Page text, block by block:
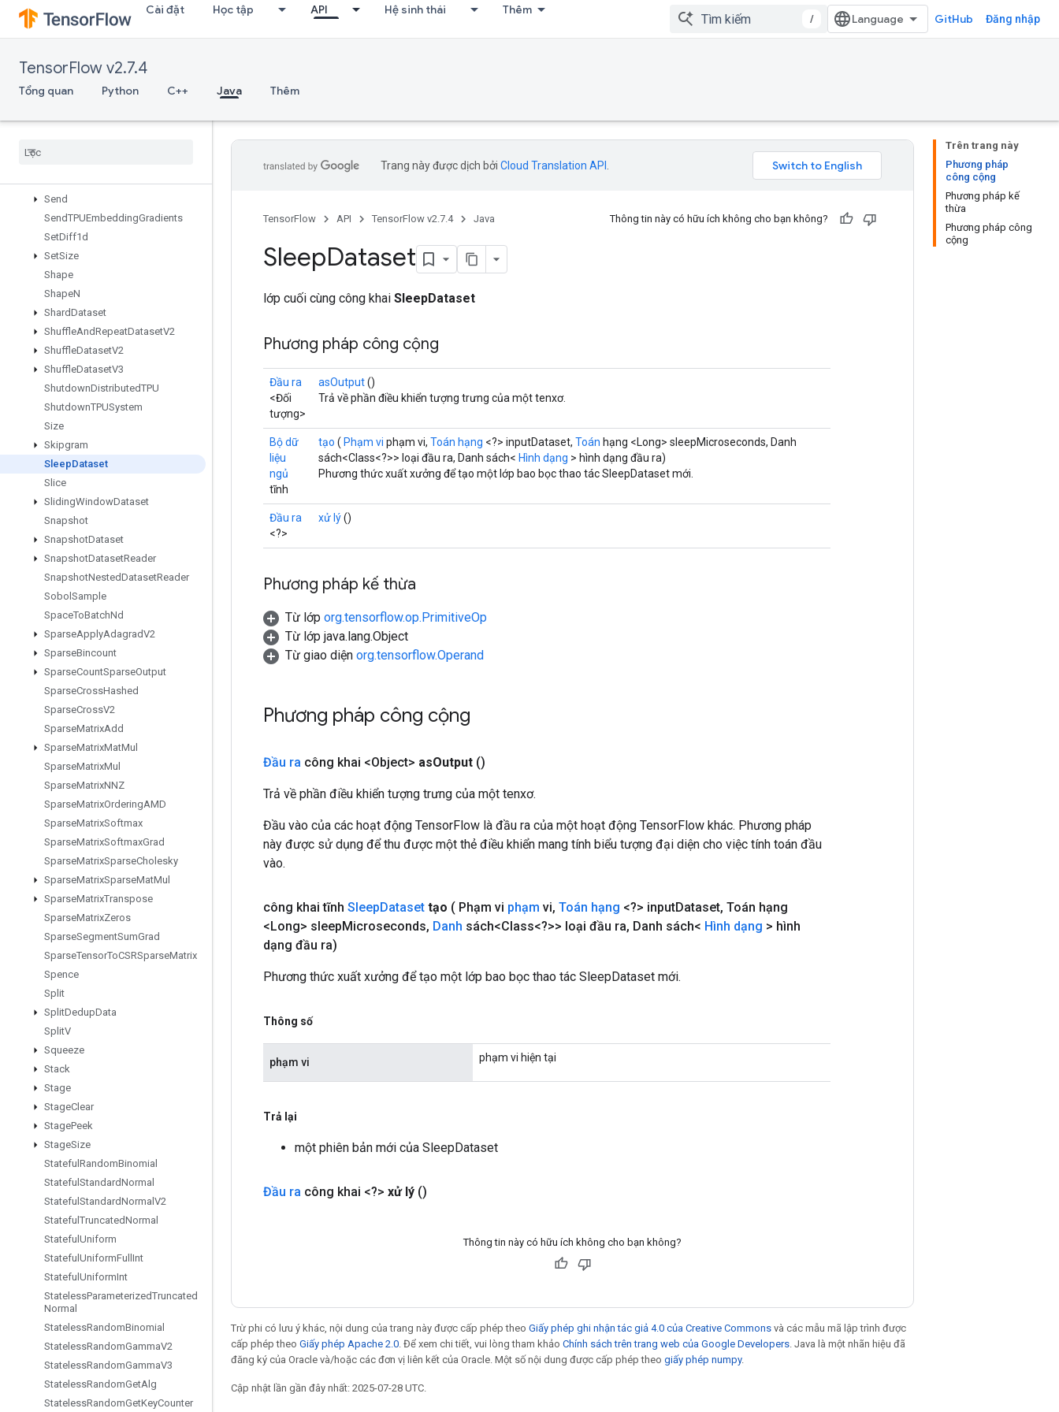
Cài đặt Học tập API Hệ sinh thái Thêm
/ GitHub Đăng nhập
TensorFlow v2.7.4
Tổng quan Python C++ Java Thêm
ScatterNdNonAliasingAdd
ScatterNdSub
ScatterSub
ScatterUpdate
SegmentMinV2
Send
SendTPUEmbeddingGradients
SetDiff1d
SetSize
Shape
ShapeN
ShardDataset
ShuffleAndRepeatDatasetV2
ShuffleDatasetV2
ShuffleDatasetV3
ShutdownDistributedTPU
ShutdownTPUSystem
Size
Skipgram
SleepDataset
Slice
SlidingWindowDataset
Snapshot
SnapshotDataset
SnapshotDatasetReader
SnapshotNestedDatasetReader
Sobol Sample
SpaceToBatchNd
SparseApplyAdagradV2
SparseBincount
SparseCountSparseOutput
SparseCrossHashed
SparseCrossV2
SparseMatrixAdd
SparseMatrixMatMul
SparseMatrixMul
SparseMatrixNNZ
SparseMatrixOrderingAMD
SparseMatrixSoftmax
SparseMatrixSoftmaxGrad
SparseMatrixSparseCholesky
SparseMatrixSparseMatMul
SparseMatrixTranspose
SparseMatrixZeros
SparseSegmentSumGrad
SparseTensorToCSRSparseMatrix
Spence
Split
SplitDedupData
SplitV
Squeeze
Stack
Stage
StageClear
StagePeek
StageSize
Stateful RandomBinomial
Stateful StandardNormal
Stateful StandardNormal V2
Stateful TruncatedNormal
Stateful Uniform
Stateful UniformFull Int
Stateful UniformInt
StatelessParameterizedTruncated
Normal
StatelessRandomBinomial
StatelessRandomGammaV2
StatelessRandomGammaV3
StatelessRandomGetAlg
StatelessRandomGetKeyCounter
Trên trang này
Phương pháp
công cộng
Phương pháp kế
thừa
Phương pháp công
cộng
Trang này được dịch bởi Cloud Translation API
TensorFlow API TensorFlow v2.7.4 Java Thông tin này có hữu ích không cho bạn không?
SleepDataset
lớp cuối cùng công khai SleepDataset
Phương pháp công cộng
Đầu ra
<Đối
tượng>
asOutput()
Trả về phần điều khiển tượng trưng của một tenxơ.
Bộ dữ
liệu
ngủ
tĩnh
tạo ( Phạm vi phạm vi, Toán hạng <?> inputDataset, Toán hạng <Long> sleepMicroseconds, Danh
sách<Class<?>> loại đầu ra, Danh sách< Hình dạng > hình dạng đầu ra)
Phương thức xuất xưởng để tạo một lớp bao bọc thao tác SleepDataset mới.
Đầu ra
<?>
xử lý()
Phương pháp kế thừa
Từ lớp org.tensorflow.op.PrimitiveOp
Từ lớp java.lang.Object
Từ giao diện org.tensorflow.Operand
Phương pháp công cộng
Đầu ra công khai <Object> asOutput ()
Trả về phần điều khiển tượng trưng của một tenxơ.
Đầu vào của các hoạt động TensorFlow là đầu ra của một hoạt động TensorFlow khác. Phương pháp
này được sử dụng để thu được một thẻ điều khiển mang tính biểu tượng đại diện cho việc tính toán đầu
vào.
công khai tĩnh SleepDataset tạo ( Phạm vi phạm vi, Toán hạng <?> inputDataset, Toán hạng
<Long> sleepMicroseconds, Danh sách<Class<?>> loại đầu ra, Danh sách< Hình dạng > hình
dạng đầu ra)
Phương thức xuất xưởng để tạo một lớp bao bọc thao tác SleepDataset mới.
Thông số
phạm vi phạm vi hiện tại
Trả lại
một phiên bản mới của SleepDataset
Đầu ra công khai <?> xử lý ()
Thông tin này có hữu ích không cho bạn không?
Trừ phi có lưu ý khác, nội dung của trang này được cấp phép theo Giấy phép ghi nhận tác giả 4.0 của Creative Commons và các mẫu mã lập trình được
cấp phép theo Giấy phép Apache 2.0 . Để xem chi tiết, vui lòng tham khảo Chính sách trên trang web của Google Developers . Java là một nhãn hiệu đã
đăng ký của Oracle và/hoặc các đơn vị liên kết của Oracle. Một số nội dung được cấp phép theo giấy phép numpy.
Cập nhật lần gần đây nhất: 2025-07-28 UTC.